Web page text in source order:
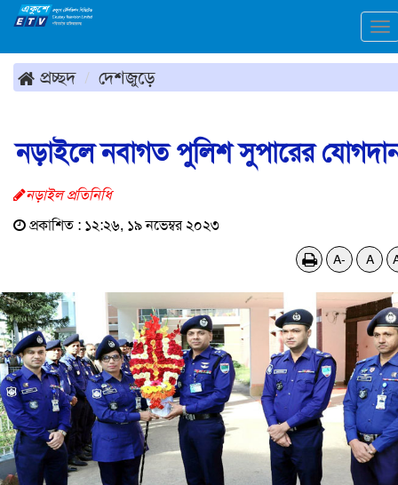
প্রচ্ছদ দেশজুড়ে
নড়াইলে নবাগত পুলিশ সুপারের
নড়াইল প্রতিনিধি
প্রকাশিত : ১২:২৬, ১৯ নভেম্বর ২০২৩
A- A